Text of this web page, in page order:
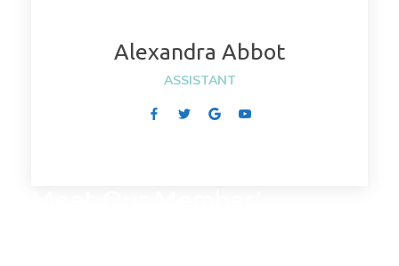
Alexandra Abbot
ASSISTANT